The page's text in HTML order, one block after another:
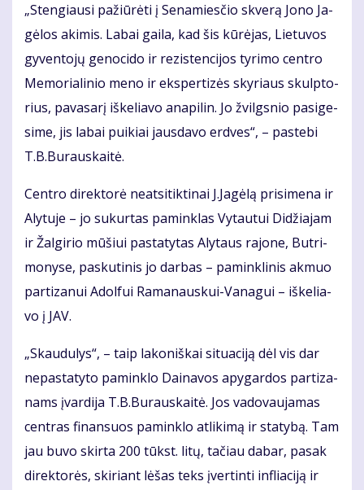
„Sten­giau­si pa­žiū­rė­ti į Se­na­mies­čio skve­rą Jo­no Ja­
gė­los aki­mis. La­bai gai­la, kad šis kū­rė­jas, Lie­tu­vos
gy­ven­to­jų ge­no­ci­do ir re­zis­ten­ci­jos ty­ri­mo cen­tro
Me­mo­ria­li­nio me­no ir eks­per­ti­zės sky­riaus skulp­to­
rius, pa­va­sa­rį iš­ke­lia­vo ana­pi­lin. Jo žvilgs­nio pa­si­ge­
si­me, jis la­bai pui­kiai jaus­da­vo erd­ves“, – pa­ste­bi
T.B.Bu­raus­kai­tė.
Cen­tro di­rek­to­rė ne­at­si­tik­ti­nai J.Ja­gė­lą pri­si­me­na ir
Aly­tu­je – jo su­kur­tas pa­min­klas Vy­tau­tui Di­džia­jam
ir Žal­gi­rio mū­šiui pa­sta­ty­tas Aly­taus ra­jo­ne, But­ri­
mo­ny­se, pas­ku­ti­nis jo dar­bas – pa­min­kli­nis ak­muo
par­ti­za­nui Adol­fui Ra­ma­naus­kui-Va­na­gui – iš­ke­lia­
vo į JAV.
„Skau­du­lys“, – taip la­ko­niš­kai si­tu­a­ci­ją dėl vis dar
ne­pa­sta­ty­to pa­min­klo Dai­na­vos apy­gar­dos par­ti­za­
nams įvar­di­ja T.B.Bu­raus­kai­tė. Jos va­do­vau­ja­mas
cen­tras fi­nan­suos pa­min­klo at­li­ki­mą ir sta­ty­bą. Tam
jau bu­vo skir­ta 200 tūkst. li­tų, ta­čiau da­bar, pa­sak
di­rek­to­rės, ski­riant lė­šas teks įver­tin­ti in­flia­ci­ją ir